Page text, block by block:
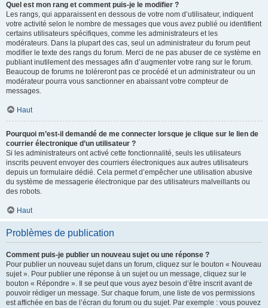
Quel est mon rang et comment puis-je le modifier ?
Les rangs, qui apparaissent en dessous de votre nom d’utilisateur, indiquent
votre activité selon le nombre de messages que vous avez publié ou identifient
certains utilisateurs spécifiques, comme les administrateurs et les
modérateurs. Dans la plupart des cas, seul un administrateur du forum peut
modifier le texte des rangs du forum. Merci de ne pas abuser de ce système en
publiant inutilement des messages afin d’augmenter votre rang sur le forum.
Beaucoup de forums ne toléreront pas ce procédé et un administrateur ou un
modérateur pourra vous sanctionner en abaissant votre compteur de
messages.
Haut
Pourquoi m’est-il demandé de me connecter lorsque je clique sur le lien de
courrier électronique d’un utilisateur ?
Si les administrateurs ont activé cette fonctionnalité, seuls les utilisateurs
inscrits peuvent envoyer des courriers électroniques aux autres utilisateurs
depuis un formulaire dédié. Cela permet d’empêcher une utilisation abusive
du système de messagerie électronique par des utilisateurs malveillants ou
des robots.
Haut
Problèmes de publication
Comment puis-je publier un nouveau sujet ou une réponse ?
Pour publier un nouveau sujet dans un forum, cliquez sur le bouton « Nouveau
sujet ». Pour publier une réponse à un sujet ou un message, cliquez sur le
bouton « Répondre ». Il se peut que vous ayez besoin d’être inscrit avant de
pouvoir rédiger un message. Sur chaque forum, une liste de vos permissions
est affichée en bas de l’écran du forum ou du sujet. Par exemple : vous pouvez